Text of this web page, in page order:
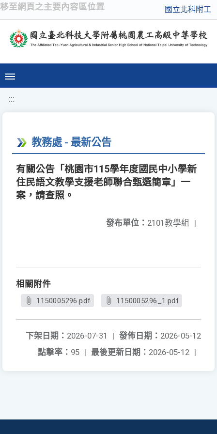
移至網頁之主要內容區位置 國立北科附工
:::
教務處 - 最新公告
有關公告「桃園市115學年度國民中小學新
住民語文教學支援老師聯合甄選簡章」一
案，請查照。
發布單位： 2101教學組 |
相關附件
1150005296.pdf 1150005296_1.pdf
發佈日期： 2026-05-12
下架日期： 2026-07-31
|
最後更新日期： 2026-05-12 |
點擊率： 95 |